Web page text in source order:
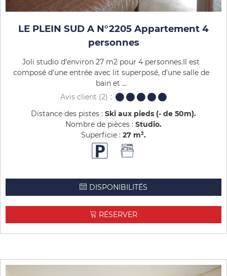
LE PLEIN SUD A N°2205 Appartement 4
personnes
Joli studio d'environ 27 m2 pour 4 personnes.Il est
composé d'une entrée avec lit superposé, d'une salle de
bain et ...
Avis client (2)
Distance des pistes : Ski aux pieds (- de 50m)
Nombre de pièces : Studio
Superficie : 27 m²
DISPONIBILITÉS
RÉSERVER